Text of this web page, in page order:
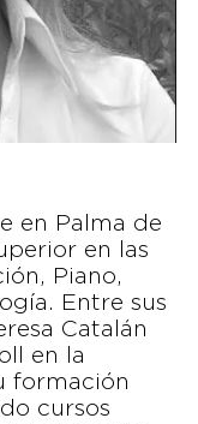
en Palma de
en las
Piano,
Entre sus
Catalán
en la
formación
cursos